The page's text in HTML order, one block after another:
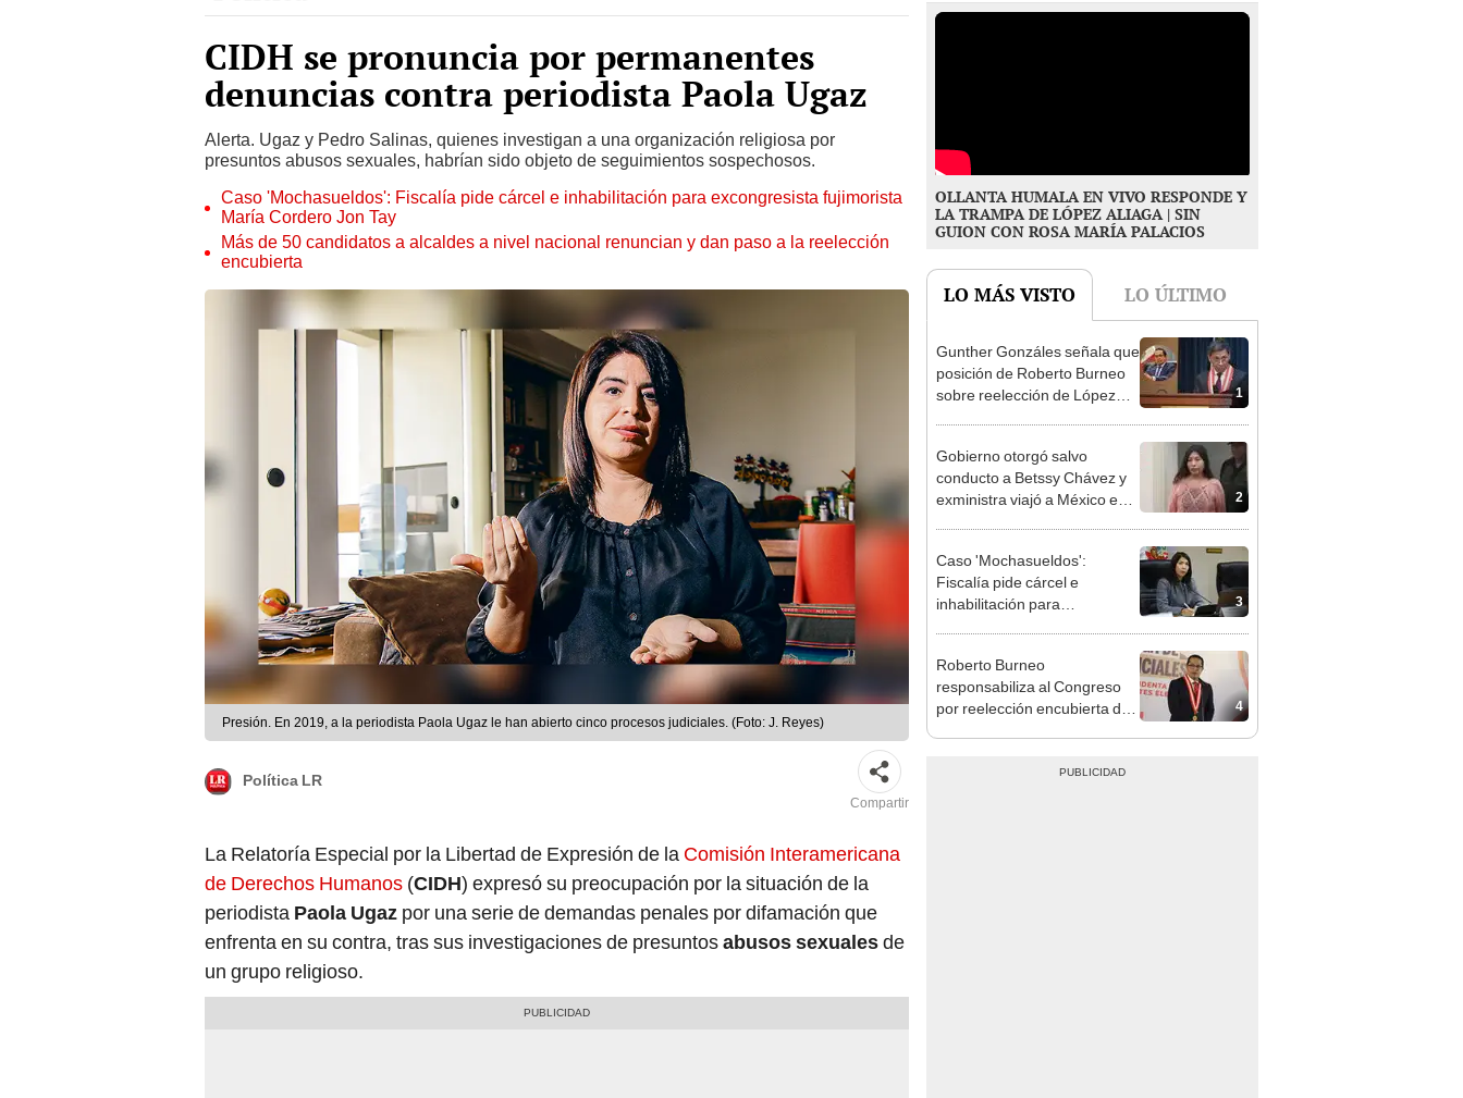
CIDH se pronuncia por permanentes
denuncias contra periodista Paola Ugaz
Alerta. Ugaz y Pedro Salinas, quienes investigan a una organización religiosa por
presuntos abusos sexuales, habrían sido objeto de seguimientos sospechosos.
Caso 'Mochasueldos': Fiscalía pide cárcel e inhabilitación para excongresista fujimorista
María Cordero Jon Tay
Más de 50 candidatos a alcaldes a nivel nacional renuncian y dan paso a la reelección
encubierta
Presión. En 2019, a la periodista Paola Ugaz le han abierto cinco procesos judiciales. (Foto: J. Reyes)
Compartir
de Derechos Humanos(CIDH) expresó su preocupación por la situación de la
periodistaPaola Ugazpor una serie de demandas penales por difamación que
enfrenta en su contra, tras sus investigaciones de presuntosabusos sexuales
un grupo religioso.
OLLANTA HUMALA EN VIVO RESPONDE Y
LA TRAMPA DE LÓPEZ ALIAGA | SIN
GUION CON ROSA MARÍA PALACIOS
LO MÁS VISTO
1
posición de Roberto Burneo
sobre reelección de López
Aliaga no representan al JNE
2
conducto a Betssy Chávez y
exministra viajó a México en
la madrugada
Fiscalía pide cárcel e
inhabilitación para
excongresista fujimorista
4
responsabiliza al Congreso
por reelección encubierta de
alcaldes